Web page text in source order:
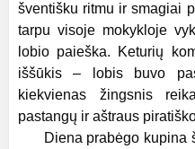
šventišku ritmu ir smagiai
tarpu visoje mokykloje
lobio paieška. Keturių
iššūkis – lobis buvo
kiekvienas žingsnis
pastangų ir aštraus
Diena prabėgo kupina